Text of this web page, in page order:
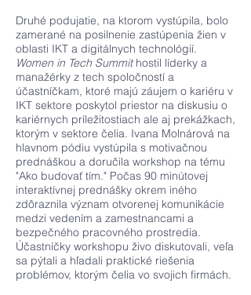
Druhé podujatie, na ktorom vystúpila, bolo
zamerané na posilnenie zastúpenia žien v
oblasti IKT a digitálnych technológií.
Women in Tech Summithostil líderky a
manažérky z tech spoločností a
účastníčkam, ktoré majú záujem o kariéru v
IKT sektore poskytol priestor na diskusiu o
kariérnych príležitostiach ale aj prekážkach,
ktorým v sektore čelia. Ivana Molnárová na
hlavnom pódiu vystúpila s motivačnou
prednáškou a doručila workshop na tému
"Ako budovať tím." Počas 90 minútovej
interaktívnej prednášky okrem iného
zdôraznila význam otvorenej komunikácie
medzi vedením a zamestnancami a
bezpečného pracovného prostredia.
Účastníčky workshopu živo diskutovali, veľa
sa pýtali a hľadali praktické riešenia
problémov, ktorým čelia vo svojich firmách.